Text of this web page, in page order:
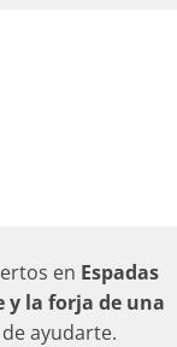
en Espadas
y la forja de una
ayudarte.